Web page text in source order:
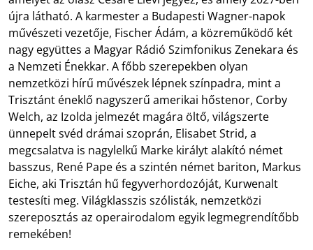
újra látható. A karmester a Budapesti Wagner-napok
művészeti vezetője, Fischer Ádám, a közreműködő két
nagy együttes a Magyar Rádió Szimfonikus Zenekara és
a Nemzeti Énekkar. A főbb szerepekben olyan
nemzetközi hírű művészek lépnek színpadra, mint a
Trisztánt éneklő nagyszerű amerikai hőstenor, Corby
Welch, az Izolda jelmezét magára öltő, világszerte
ünnepelt svéd drámai szoprán, Elisabet Strid, a
megcsalatva is nagylelkű Marke királyt alakító német
basszus, René Pape és a szintén német bariton, Markus
Eiche, aki Trisztán hű fegyverhordozóját, Kurwenalt
testesíti meg. Világklasszis szólisták, nemzetközi
szereposztás az operairodalom egyik legmegrendítőbb
remekében!